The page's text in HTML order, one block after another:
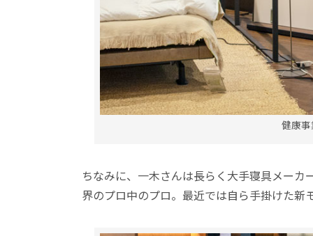
健康
ちなみに、一木さんは長らく大手寝具メー
界のプロ中のプロ。最近では自ら手掛けた